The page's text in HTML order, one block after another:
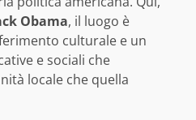
Obama, il luogo è
culturale e un
e sociali che
locale che quella